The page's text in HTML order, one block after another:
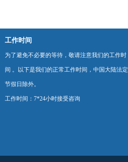
工作时间
为了避免不必要的等待，敬请注意我们的工作时
间 。以下是我们的正常工作时间，中国大陆法定
节假日除外。
工作时间：7*24小时接受咨询